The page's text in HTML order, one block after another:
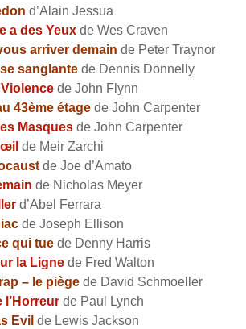
d’Alain Jessua
a des Yeux de Wes Craven
arriver demain de Peter Traynor
sanglante de Dennis Donnelly
de John Flynn
43ème étage de John Carpenter
Masques de John Carpenter
de Meir Zarchi
de Joe d’Amato
de Nicholas Meyer
d’Abel Ferrara
de Joseph Ellison
qui tue de Denny Harris
la Ligne de Fred Walton
– le piège de David Schmoeller
l’Horreur de Paul Lynch
Evil de Lewis Jackson